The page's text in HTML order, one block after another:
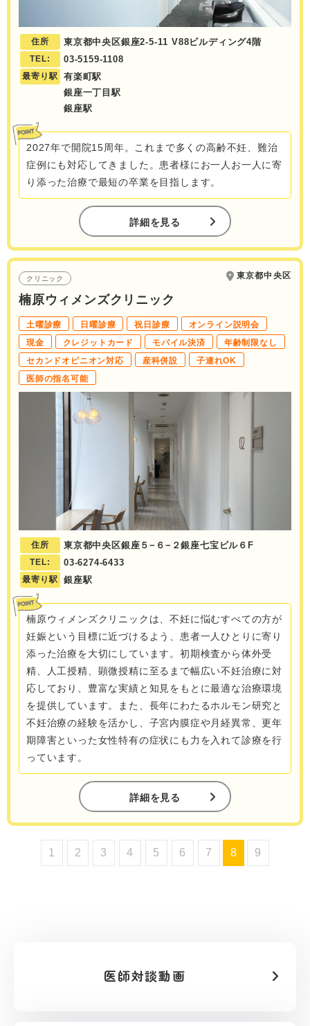
住所 東京都中央区銀座2-5-11 V88ビルディング4階
TEL: 03-5159-1108
最寄り駅
有楽町駅
銀座一丁目駅
銀座駅
2027年で開院15周年。これまで多くの高齢不妊、難治
症例にも対応してきました。患者様にお一人お一人に寄
り添った治療で最短の卒業を目指します。
詳細を見る
クリニック 東京都中央区
楠原ウィメンズクリニック
土曜診療 日曜診療 祝日診療
オンライン説明会
現金
クレジットカード モバイル決済
年齢制限なし
セカンドオピニオン対応
産科併設
子連れOK
医師の指名可能
住所 東京都中央区銀座５−６−２銀座七宝ビル６F
TEL: 03-6274-6433
最寄り駅 銀座駅
楠原ウィメンズクリニックは、不妊に悩むすべての方が
妊娠という目標に近づけるよう、患者一人ひとりに寄り
添った治療を大切にしています。初期検査から体外受
精、人工授精、顕微授精に至るまで幅広い不妊治療に対
応しており、豊富な実績と知見をもとに最適な治療環境
を提供しています。また、長年にわたるホルモン研究と
不妊治療の経験を活かし、子宮内膜症や月経異常、更年
期障害といった女性特有の症状にも力を入れて診療を行
っています。
詳細を見る
1 2 3 4 5 6 7 8 9
医師対談動画